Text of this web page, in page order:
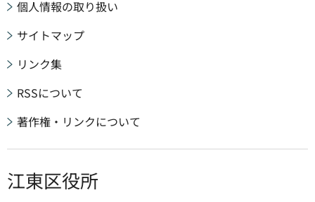
個人情報の取り扱い
サイトマップ
リンク集
RSSについて
著作権・リンクについて
江東区役所